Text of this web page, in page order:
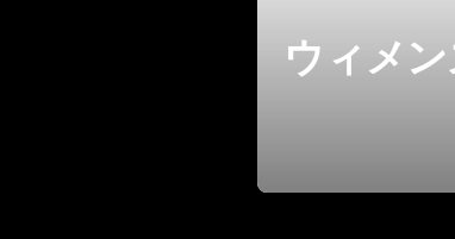
ウィメ